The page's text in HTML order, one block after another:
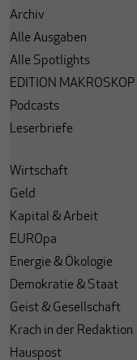
Archiv
Alle Ausgaben
Alle Spotlights
EDITION MAKROSKOP
Podcasts
Leserbriefe
Wirtschaft
Geld
Kapital & Arbeit
EUROpa
Energie & Ökologie
Demokratie & Staat
Geist & Gesellschaft
Krach in der Redaktion
Hauspost